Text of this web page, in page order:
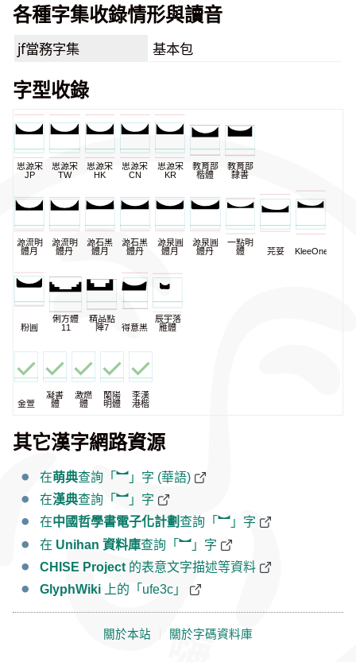
各種字集收錄情形與讀音
jf當務字集 基本包
字型收錄
思源宋
JP
思源宋
TW
思源宋
HK
思源宋
CN
思源宋
KR
教育部
楷體
教育部
隸書
源流明
體月
源流明
體丹
源石黑
體月
源石黑
體丹
源泉圓
體月
源泉圓
體丹
一點明
體
芫荽 KleeOne
粉圓
俐方體
11
精品點
陣7
得意黑
辰宇落
雁體
金萱
凝書
體
激燃
體
蘭陽
明體
李漢
港楷
其它漢字網路資源
在萌典查詢「︼」字 (華語)
在漢典查詢「︼」字
在中國哲學書電子化計劃查詢「︼」字
在 Unihan 資料庫查詢「︼」字
CHISE Project 的表意文字描述等資料
GlyphWiki 上的「ufe3c」
關於本站 關於字碼資料庫